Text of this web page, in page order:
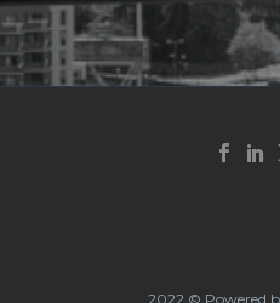
2022 © Powered